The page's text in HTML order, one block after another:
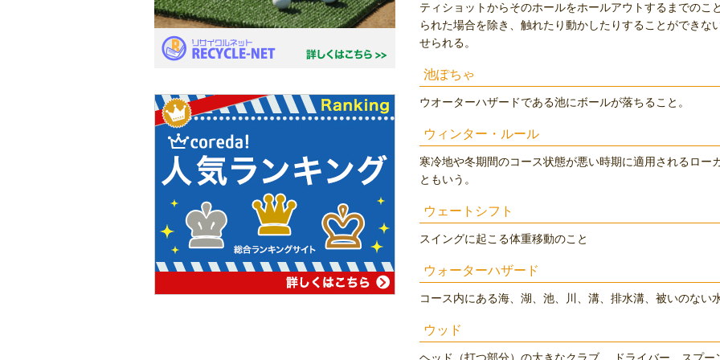
ティショットからそのホールをホールアウトするまでのこ
られた場合を除き、触れたり動かしたりすることができな
せられる。
池ぽちゃ
ウオーターハザードである池にボールが落ちること。
ウィンター・ルール
寒冷地や冬期間のコース状態が悪い時期に適用されるロー
ともいう。
ウェートシフト
スイングに起こる体重移動のこと
ウォーターハザード
コース内にある海、湖、池、川、溝、排水溝、被いのない
ウッド